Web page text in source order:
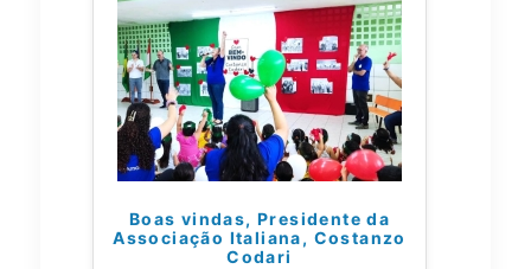
Boas vindas, Presidente da
Associação Italiana, Costanzo
Codari